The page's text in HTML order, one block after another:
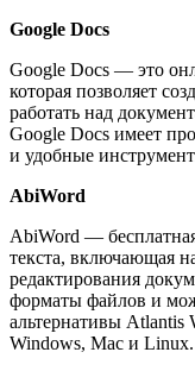
Google Docs
Google Docs — это
которая позволяет
работать над
Google Docs имеет
и удобные
AbiWord
AbiWord —
текста, включающая
редактирования
форматы файлов и
альтернативы Atlantis
Windows, Mac и Linux.